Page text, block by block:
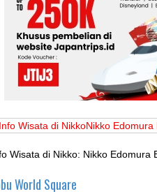
Wisata di Nikko: Nikko Edomura
World Square